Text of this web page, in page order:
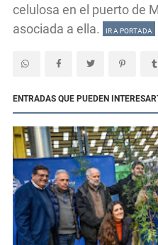
celulosa en el puerto de
asociada a ella.
IR A PORTADA
ENTRADAS QUE PUEDEN